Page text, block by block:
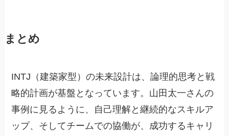
まとめ
INTJ（建築家型）の未来設計は、論理的思考と戦
略的計画が基盤となっています。山田太一さんの
事例に見るように、自己理解と継続的なスキルア
ップ、そしてチームでの協働が、成功するキャリ